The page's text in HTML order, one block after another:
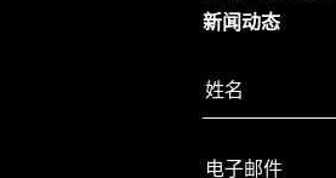
新闻动态